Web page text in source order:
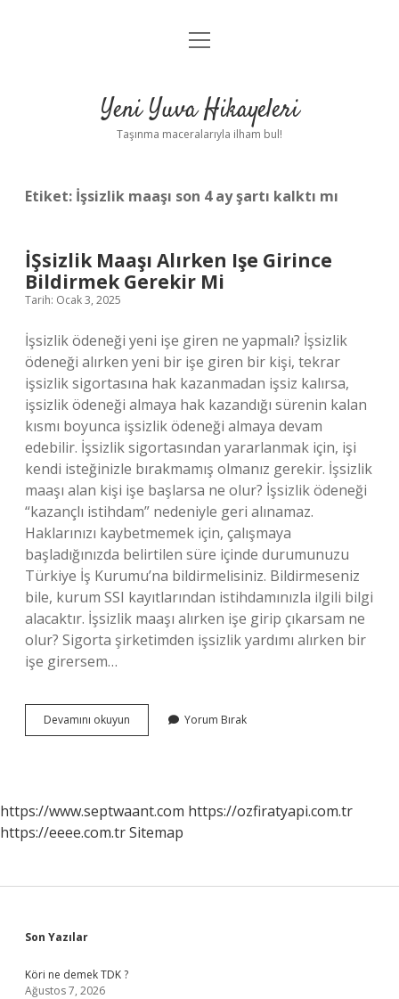
Anasayfa
Yasal Uyarı
menüyü
Yeni Yuva Hikayeleri
Taşınma maceralarıyla ilham bul!
Etiket: İşsizlik maaşı son 4 ay şartı kalktı mı
İŞsizlik Maaşı Alırken Işe Girince
Bildirmek Gerekir Mi
Tarih: Ocak 3, 2025
İşsizlik ödeneği yeni işe giren ne yapmalı? İşsizlik
ödeneği alırken yeni bir işe giren bir kişi, tekrar
işsizlik sigortasına hak kazanmadan işsiz kalırsa,
işsizlik ödeneği almaya hak kazandığı sürenin kalan
kısmı boyunca işsizlik ödeneği almaya devam
edebilir. İşsizlik sigortasından yararlanmak için, işi
kendi isteğinizle bırakmamış olmanız gerekir. İşsizlik
maaşı alan kişi işe başlarsa ne olur? İşsizlik ödeneği
“kazançlı istihdam” nedeniyle geri alınamaz.
Haklarınızı kaybetmemek için, çalışmaya
başladığınızda belirtilen süre içinde durumunuzu
Türkiye İş Kurumu’na bildirmelisiniz. Bildirmeseniz
bile, kurum SSI kayıtlarından istihdamınızla ilgili bilgi
alacaktır. İşsizlik maaşı alırken işe girip çıkarsam ne
olur? Sigorta şirketimden işsizlik yardımı alırken bir
işe girersem…
Devamını okuyun
Maaşı
Gerekir
Mi
Yorum Bırak
https://www.septwaant.com https://ozfiratyapi.com.tr
https://eeee.com.trSitemap
Sidebar
Son Yazılar
Köri ne demek TDK ?
Ağustos 7, 2026